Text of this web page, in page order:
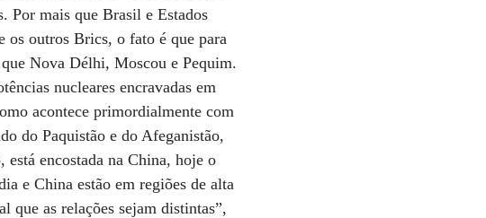
Por mais que Brasil e Estados
outros Brics, o fato é que para
Nova Délhi, Moscou e Pequim.
nucleares encravadas em
acontece primordialmente com
do Paquistão e do Afeganistão,
encostada na China, hoje o
e China estão em regiões de alta
que as relações sejam distintas”,